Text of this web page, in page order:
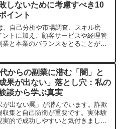
欺のデパート一覧が表示されま
ありません。
お分かりだと思いますが、プロ
か。
いですけれど、皆さん大丈夫
者は儲からない仕組みなんです
とが出来ますが、収入には結び
必要か？価格の相場は？7つ無
しないために考慮すべき10
イント
自己分析や市場調査、スキル磨
トに加え、顧客サービスや経理管
と本業のバランスをとることが重
つとして有用。
からの副業に潜む「闇」と
成果が出ない」落とし穴：私の
談から学ぶ真実
出ない罠」が潜んでいます。詐欺
集と自己防衛が重要です。実体験
的で成功しやすいと気付きまし